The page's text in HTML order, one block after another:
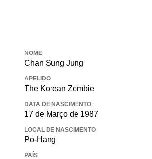
NOME
Chan Sung Jung
APELIDO
The Korean Zombie
DATA DE NASCIMENTO
17 de Março de 1987
LOCAL DE NASCIMENTO
Po-Hang
PAÍS